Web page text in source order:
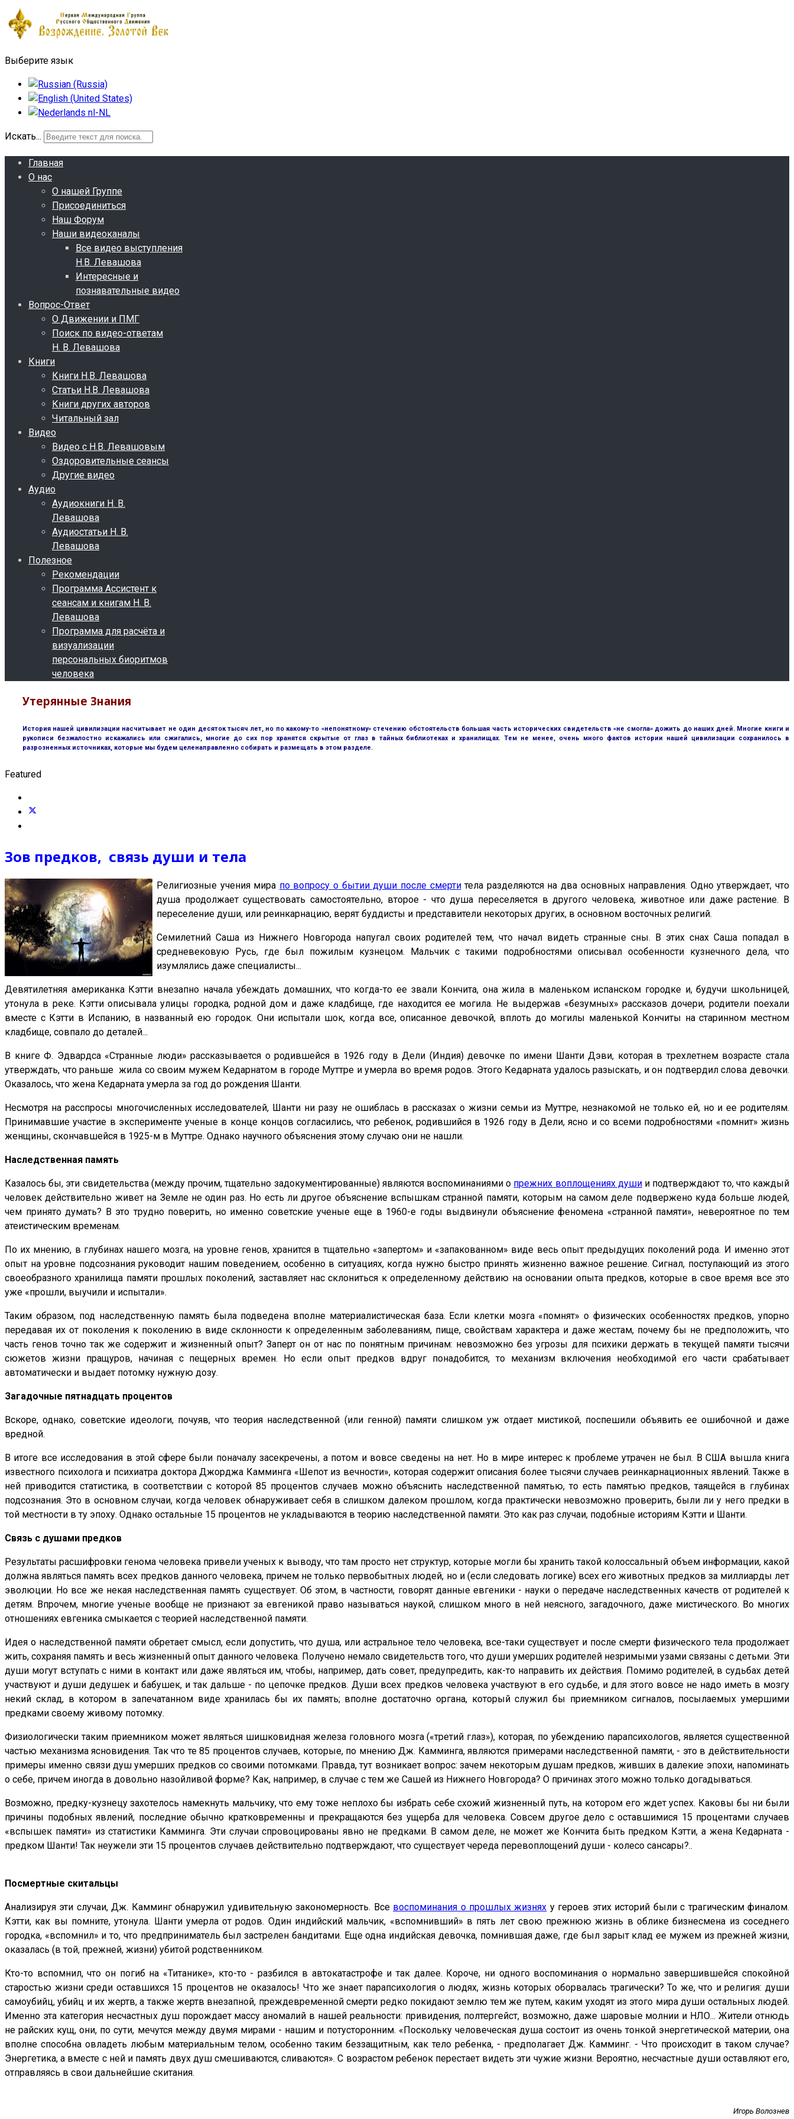
Выберите язык
Искать...
Главная
О нас
О нашей Группе
Присоединиться
Наш Форум
Наши видеоканалы
Все видео выступления
Н.В. Левашова
Интересные и
познавательные видео
Вопрос-Ответ
О Движении и ПМГ
Поиск по видео-ответам
Н. В. Левашова
Книги
Книги Н.В. Левашова
Статьи Н.В. Левашова
Книги других авторов
Читальный зал
Видео
Видео с Н.В. Левашовым
Оздоровительные сеансы
Другие видео
Аудио
Аудиокниги Н. В.
Левашова
Аудиостатьи Н. В.
Левашова
Полезное
Рекомендации
Программа Ассистент к
сеансам и книгам Н. В.
Левашова
Программа для расчёта и
визуализации
персональных биоритмов
человека
Утерянные Знания
История нашей цивилизации насчитывает не один десяток тысяч лет, но по какому-то «непонятному» стечению обстоятельств большая часть исторических свидетельств «не смогла» дожить до наших дней. Многие книги и
рукописи безжалостно искажались или сжигались, многие до сих пор хранятся скрытые от глаз в тайных библиотеках и хранилищах. Тем не менее, очень много фактов истории нашей цивилизации сохранилось в
разрозненных источниках, которые мы будем целенаправленно собирать и размещать в этом разделе.
Featured
Зов предков, связь души и тела
Религиозные учения мира по вопросу о бытии души после смертитела разделяются на два основных направления. Одно утверждает, что
душа продолжает существовать самостоятельно, второе - что душа переселяется в другого человека, животное или даже растение. В
переселение души, или реинкарнацию, верят буддисты и представители некоторых других, в основном восточных религий.
Семилетний Саша из Нижнего Новгорода напугал своих родителей тем, что начал видеть странные сны. В этих снах Саша попадал в
средневековую Русь, где был пожилым кузнецом. Мальчик с такими подробностями описывал особенности кузнечного дела, что
изумлялись даже специалисты...
Девятилетняя американка Кэтти внезапно начала убеждать домашних, что когда-то ее звали Кончита, она жила в маленьком испанском городке и, будучи школьницей,
утонула в реке. Кэтти описывала улицы городка, родной дом и даже кладбище, где находится ее могила. Не выдержав «безумных» рассказов дочери, родители поехали
вместе с Кэтти в Испанию, в названный ею городок. Они испытали шок, когда все, описанное девочкой, вплоть до могилы маленькой Кончиты на старинном местном
кладбище, совпало до деталей...
В книге Ф. Эдвардса «Странные люди» рассказывается о родившейся в 1926 году в Дели (Индия) девочке по имени Шанти Дэви, которая в трехлетнем возрасте стала
утверждать, что раньше жила со своим мужем Кедарнатом в городе Муттре и умерла во время родов. Этого Кедарната удалось разыскать, и он подтвердил слова девочки.
Оказалось, что жена Кедарната умерла за год до рождения Шанти.
Несмотря на расспросы многочисленных исследователей, Шанти ни разу не ошиблась в рассказах о жизни семьи из Муттре, незнакомой не только ей, но и ее родителям.
Принимавшие участие в эксперименте ученые в конце концов согласились, что ребенок, родившийся в 1926 году в Дели, ясно и со всеми подробностями «помнит» жизнь
женщины, скончавшейся в 1925-м в Муттре. Однако научного объяснения этому случаю они не нашли.
Наследственная память
Казалось бы, эти свидетельства (между прочим, тщательно задокументированные) являются воспоминаниями о прежних воплощениях душии подтверждают то, что каждый
человек действительно живет на Земле не один раз. Но есть ли другое объяснение вспышкам странной памяти, которым на самом деле подвержено куда больше людей,
чем принято думать? В это трудно поверить, но именно советские ученые еще в 1960-е годы выдвинули объяснение феномена «странной памяти», невероятное по тем
атеистическим временам.
По их мнению, в глубинах нашего мозга, на уровне генов, хранится в тщательно «запертом» и «запакованном» виде весь опыт предыдущих поколений рода. И именно этот
опыт на уровне подсознания руководит нашим поведением, особенно в ситуациях, когда нужно быстро принять жизненно важное решение. Сигнал, поступающий из этого
своеобразного хранилища памяти прошлых поколений, заставляет нас склониться к определенному действию на основании опыта предков, которые в свое время все это
уже «прошли, выучили и испытали».
Таким образом, под наследственную память была подведена вполне материалистическая база. Если клетки мозга «помнят» о физических особенностях предков, упорно
передавая их от поколения к поколению в виде склонности к определенным заболеваниям, пище, свойствам характера и даже жестам, почему бы не предположить, что
часть генов точно так же содержит и жизненный опыт? Заперт он от нас по понятным причинам: невозможно без угрозы для психики держать в текущей памяти тысячи
сюжетов жизни пращуров, начиная с пещерных времен. Но если опыт предков вдруг понадобится, то механизм включения необходимой его части срабатывает
автоматически и выдает потомку нужную дозу.
Загадочные пятнадцать процентов
Вскоре, однако, советские идеологи, почуяв, что теория наследственной (или генной) памяти слишком уж отдает мистикой, поспешили объявить ее ошибочной и даже
вредной.
В итоге все исследования в этой сфере были поначалу засекречены, а потом и вовсе сведены на нет. Но в мире интерес к проблеме утрачен не был. В США вышла книга
известного психолога и психиатра доктора Джорджа Камминга «Шепот из вечности», которая содержит описания более тысячи случаев реинкарнационных явлений. Также в
ней приводится статистика, в соответствии с которой 85 процентов случаев можно объяснить наследственной памятью, то есть памятью предков, таящейся в глубинах
подсознания. Это в основном случаи, когда человек обнаруживает себя в слишком далеком прошлом, когда практически невозможно проверить, были ли у него предки в
той местности в ту эпоху. Однако остальные 15 процентов не укладываются в теорию наследственной памяти. Это как раз случаи, подобные историям Кэтти и Шанти.
Связь с душами предков
Результаты расшифровки генома человека привели ученых к выводу, что там просто нет структур, которые могли бы хранить такой колоссальный объем информации, какой
должна являться память всех предков данного человека, причем не только первобытных людей, но и (если следовать логике) всех его животных предков за миллиарды лет
эволюции. Но все же некая наследственная память существует. Об этом, в частности, говорят данные евгеники - науки о передаче наследственных качеств от родителей к
детям. Впрочем, многие ученые вообще не признают за евгеникой право называться наукой, слишком много в ней неясного, загадочного, даже мистического. Во многих
отношениях евгеника смыкается с теорией наследственной памяти.
Идея о наследственной памяти обретает смысл, если допустить, что душа, или астральное тело человека, все-таки существует и после смерти физического тела продолжает
жить, сохраняя память и весь жизненный опыт данного человека. Получено немало свидетельств того, что души умерших родителей незримыми узами связаны с детьми. Эти
души могут вступать с ними в контакт или даже являться им, чтобы, например, дать совет, предупредить, как-то направить их действия. Помимо родителей, в судьбах детей
участвуют и души дедушек и бабушек, и так дальше - по цепочке предков. Души всех предков человека участвуют в его судьбе, и для этого вовсе не надо иметь в мозгу
некий склад, в котором в запечатанном виде хранилась бы их память; вполне достаточно органа, который служил бы приемником сигналов, посылаемых умершими
предками своему живому потомку.
Физиологически таким приемником может являться шишковидная железа головного мозга («третий глаз»), которая, по убеждению парапсихологов, является существенной
частью механизма ясновидения. Так что те 85 процентов случаев, которые, по мнению Дж. Камминга, являются примерами наследственной памяти, - это в действительности
примеры именно связи душ умерших предков со своими потомками. Правда, тут возникает вопрос: зачем некоторым душам предков, живших в далекие эпохи, напоминать
о себе, причем иногда в довольно назойливой форме? Как, например, в случае с тем же Сашей из Нижнего Новгорода? О причинах этого можно только догадываться.
Возможно, предку-кузнецу захотелось намекнуть мальчику, что ему тоже неплохо бы избрать себе схожий жизненный путь, на котором его ждет успех. Каковы бы ни были
причины подобных явлений, последние обычно кратковременны и прекращаются без ущерба для человека. Совсем другое дело с оставшимися 15 процентами случаев
«вспышек памяти» из статистики Камминга. Эти случаи спровоцированы явно не предками. В самом деле, не может же Кончита быть предком Кэтти, а жена Кедарната -
предком Шанти! Так неужели эти 15 процентов случаев действительно подтверждают, что существует череда перевоплощений души - колесо сансары?..
Посмертные скитальцы
Анализируя эти случаи, Дж. Камминг обнаружил удивительную закономерность. Все воспоминания о прошлых жизнях у героев этих историй были с трагическим финалом.
Кэтти, как вы помните, утонула. Шанти умерла от родов. Один индийский мальчик, «вспомнивший» в пять лет свою прежнюю жизнь в облике бизнесмена из соседнего
городка, «вспомнил» и то, что предприниматель был застрелен бандитами. Еще одна индийская девочка, помнившая даже, где был зарыт клад ее мужем из прежней жизни,
оказалась (в той, прежней, жизни) убитой родственником.
Кто-то вспомнил, что он погиб на «Титанике», кто-то - разбился в автокатастрофе и так далее. Короче, ни одного воспоминания о нормально завершившейся спокойной
старостью жизни среди оставшихся 15 процентов не оказалось! Что же знает парапсихология о людях, жизнь которых оборвалась трагически? То же, что и религия: души
самоубийц, убийц и их жертв, а также жертв внезапной, преждевременной смерти редко покидают землю тем же путем, каким уходят из этого мира души остальных людей.
Именно эта категория несчастных душ порождает массу аномалий в нашей реальности: привидения, полтергейст, возможно, даже шаровые молнии и НЛО... Жители отнюдь
не райских кущ, они, по сути, мечутся между двумя мирами - нашим и потусторонним. «Поскольку человеческая душа состоит из очень тонкой энергетической материи, она
вполне способна овладеть любым материальным телом, особенно таким беззащитным, как тело ребенка, - предполагает Дж. Камминг. - Что происходит в таком случае?
Энергетика, а вместе с ней и память двух душ смешиваются, сливаются». С возрастом ребенок перестает видеть эти чужие жизни. Вероятно, несчастные души оставляют его,
отправляясь в свои дальнейшие скитания.
Игорь Волознев